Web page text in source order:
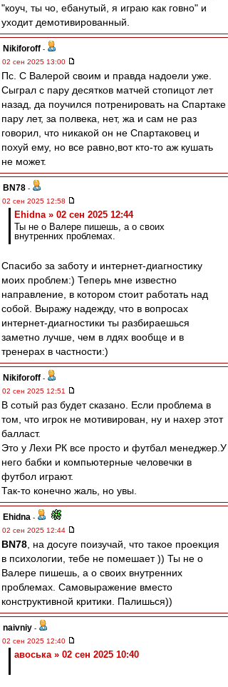
"коуч, ты чо, ебанутый, я играю как говно" и
уходит демотивированный.
Nikiforoff -
02 сен 2025 13:00
Пс. С Валерой своим и правда надоели уже.
Сыграл с пару десятков матчей стопицот лет
назад, да поучился потренировать на Спартаке
пару лет, за полвека, нет, жа и сам не раз
говорил, что никакой он не Спартаковец и
похуй ему, но все равно,вот кто-то аж кушать
не может.
BN78 -
02 сен 2025 12:58
Ehidna » 02 сен 2025 12:44
Ты не о Валере пишешь, а о своих
внутренних проблемах.
Спасибо за заботу и интернет-диагностику
моих проблем:) Теперь мне известно
направление, в котором стоит работать над
собой. Выражу надежду, что в вопросах
интернет-диагностики ты разбираешься
заметно лучше, чем в лдях вообще и в
тренерах в частности:)
Nikiforoff -
02 сен 2025 12:51
В сотый раз будет сказано. Если проблема в
том, что игрок не мотивирован, ну и нахер этот
балласт.
Это у Лехи РК все просто и футбал менеджер.У
него бабки и компьютерные человечки в
футбол играют.
Так-то конечно жаль, но увы.
Ehidna -
02 сен 2025 12:44
BN78 , на досуге поизучай, что такое проекция
в психологии, тебе не помешает )) Ты не о
Валере пишешь, а о своих внутренних
проблемах. Самовыражение вместо
конструктивной критики. Палишься))
naivniy -
02 сен 2025 12:40
авоська » 02 сен 2025 10:40